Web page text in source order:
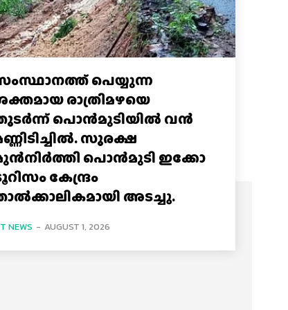
പെയ്യുന്ന
രാത്രിമഴയെ
പൊൻമുടിയില്‍ വൻ
സുരക്ഷ
പൊൻമുടി ഇക്കോ
കേന്ദ്രം
അടച്ചു.
NEWS - AUGUST 1, 2026